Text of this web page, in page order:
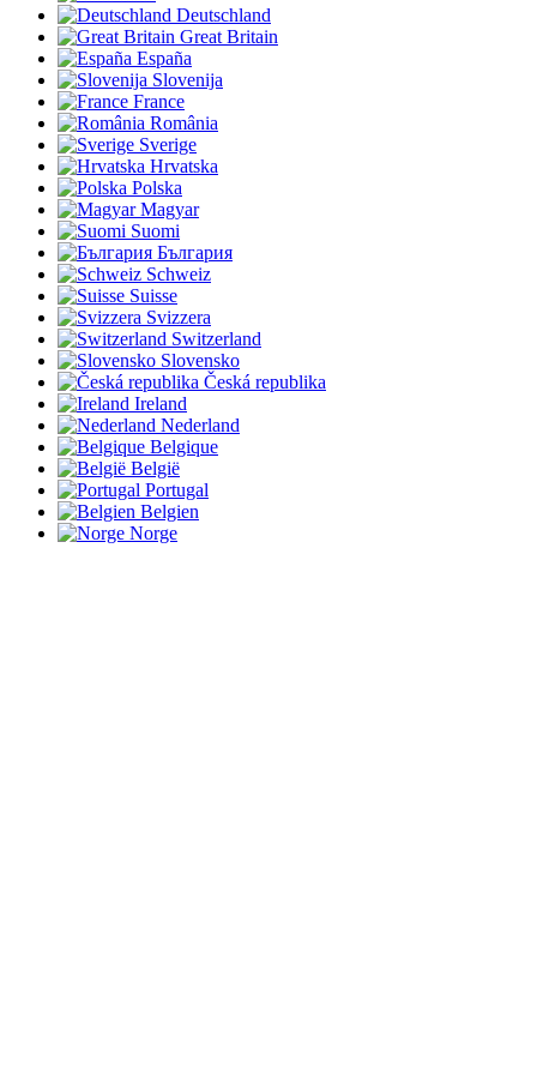
Deutschland
Great Britain
España
Slovenija
France
România
Sverige
Hrvatska
Polska
Magyar
Suomi
България
Schweiz
Suisse
Svizzera
Switzerland
Slovensko
Česká republika
Ireland
Nederland
Belgique
België
Portugal
Belgien
Norge